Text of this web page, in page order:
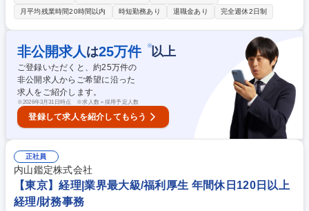
営の活動全般を計数的に把握する役割を担っています。 決算や税務報告の
みならず資金調達・運用などを通じてグローバルに多角展開する当社グル
ープ全体の経営の成果を明らかにします。将来的に、親会社Freudenberg
との連携業務にもかかわっていただく予定です。【詳細】■出納業務(経費
精算確認、経費払い確認、SAP 伝票転記、ファイリング)■決算業務(四半
期決算仕訳、親会社へのレポーティング、財務諸表作成)■税務■その他各
種問い合わせ対応等付随業務 募集職種 【経理】経理のスペシャリストを
目指す方歓迎！不織布のリーディングカンパニー
月平均残業時間20時間以内 時短勤務あり 退職金あり 完全週休2日制
非公開求人 は25万件 ※以上
ご登録いただくと、約25万件の
非公開求人からご希望に沿った
求人をご紹介します。
※2026年3月31日時点 ※求人数＝採用予定人数
登録して求人を紹介してもらう
正社員
内山鑑定株式会社
【東京】経理|業界最大級/福利厚生 年間休日120日以上
経理/財務事務